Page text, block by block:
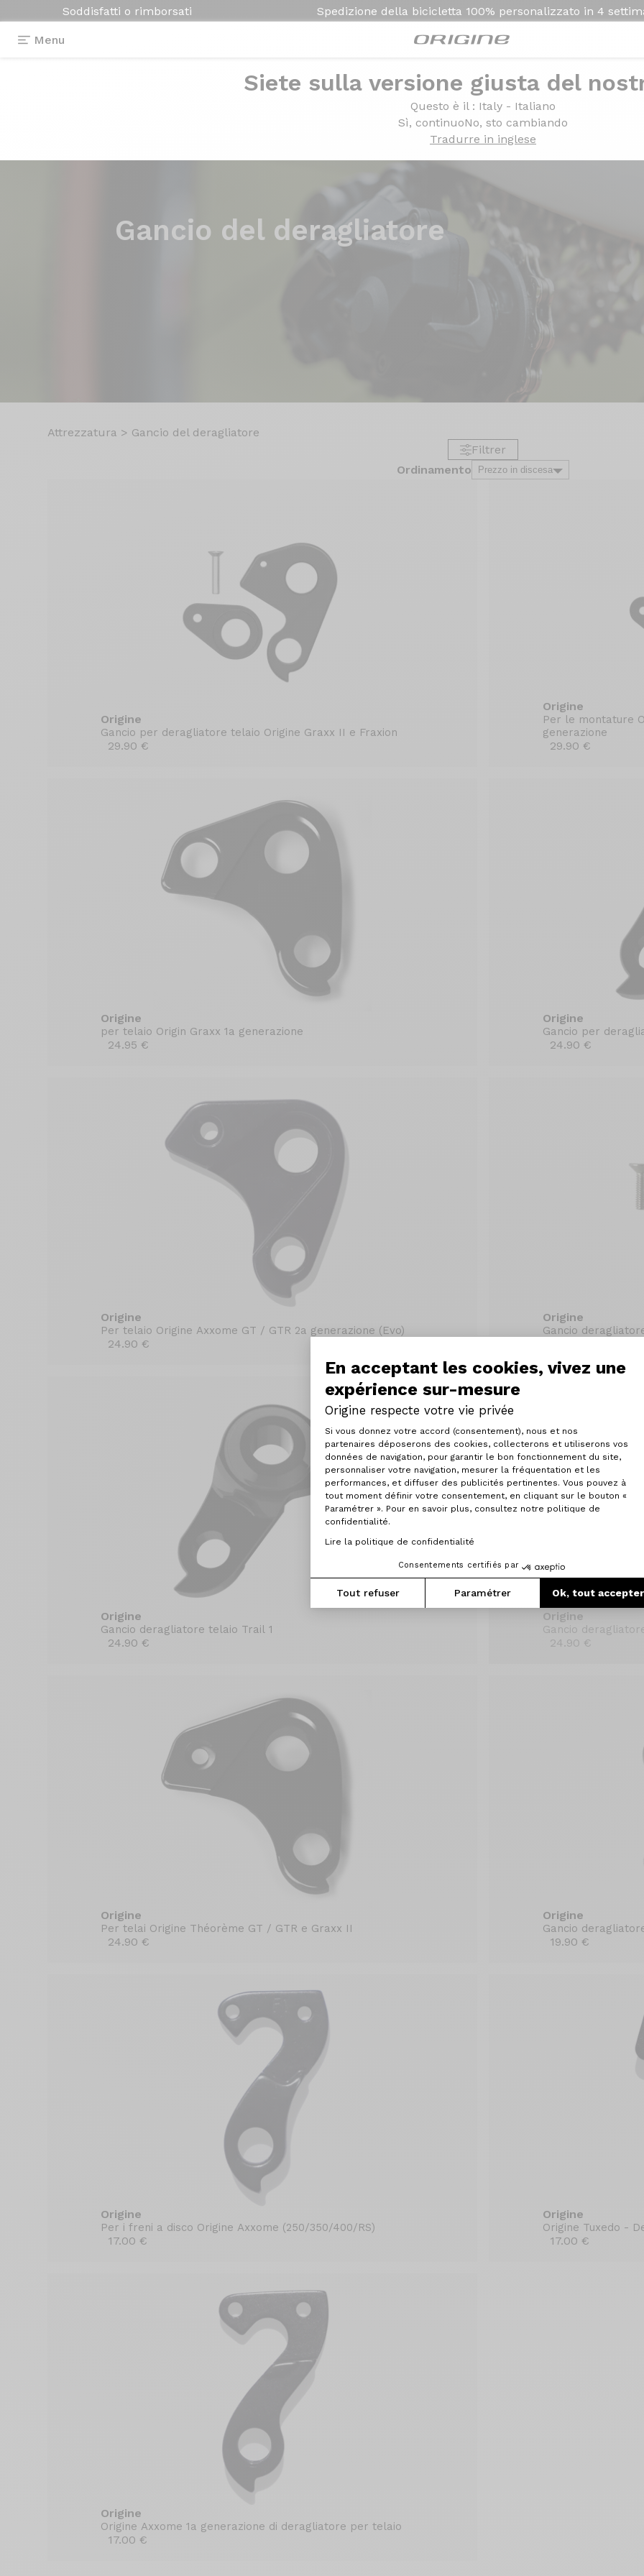
En acceptant les cookies, vivez une
expérience sur-mesure
Origine respecte votre vie privée
Plateforme de Gestion du
Si vous donnez votre accord (consentement), nous et nos
partenaires déposerons des cookies, collecterons et utiliserons vos
données de navigation, pour garantir le bon fonctionnement du site,
personnaliser votre navigation, mesurer la fréquentation et les
performances, et diffuser des publicités pertinentes. Vous pouvez à
tout moment définir votre consentement, en cliquant sur le bouton «
Paramétrer ». Pour en savoir plus, consultez notre politique de
confidentialité.
Lire la politique de confidentialité
Consentements certifiés par
Tout refuser Paramétrer Ok, tout accepter
Axeptio consent
Soddisfatti o rimborsati Spedizione della bicicletta 100% personalizzato in 4
Menu
Siete sulla versione giusta del
Questo è il : Italy - Italiano
Sì, continuoNo, sto cambiando
Tradurre in inglese
Gancio del deragliatore
Attrezzatura > Gancio del deragliatore
Filtrer
Ordinamento
Origine
Gancio per deragliatore telaio Origine Graxx II e Fraxion
29.90 €
Origine
Per le montature
generazione
29.90 €
Origine
per telaio Origin Graxx 1a generazione
24.95 €
Origine
Gancio per
24.90 €
Origine
Per telaio Origine Axxome GT / GTR 2a generazione (Evo)
24.90 €
Origine
Gancio
Origine
Gancio deragliatore telaio Trail 1
24.90 €
Origine
Gancio
24.90 €
Origine
Per telai Origine Théorème GT / GTR e Graxx II
24.90 €
Origine
Gancio
19.90 €
Origine
Per i freni a disco Origine Axxome (250/350/400/RS)
17.00 €
Origine
Origine Tuxedo -
17.00 €
Origine
Origine Axxome 1a generazione di deragliatore per telaio
17.00 €